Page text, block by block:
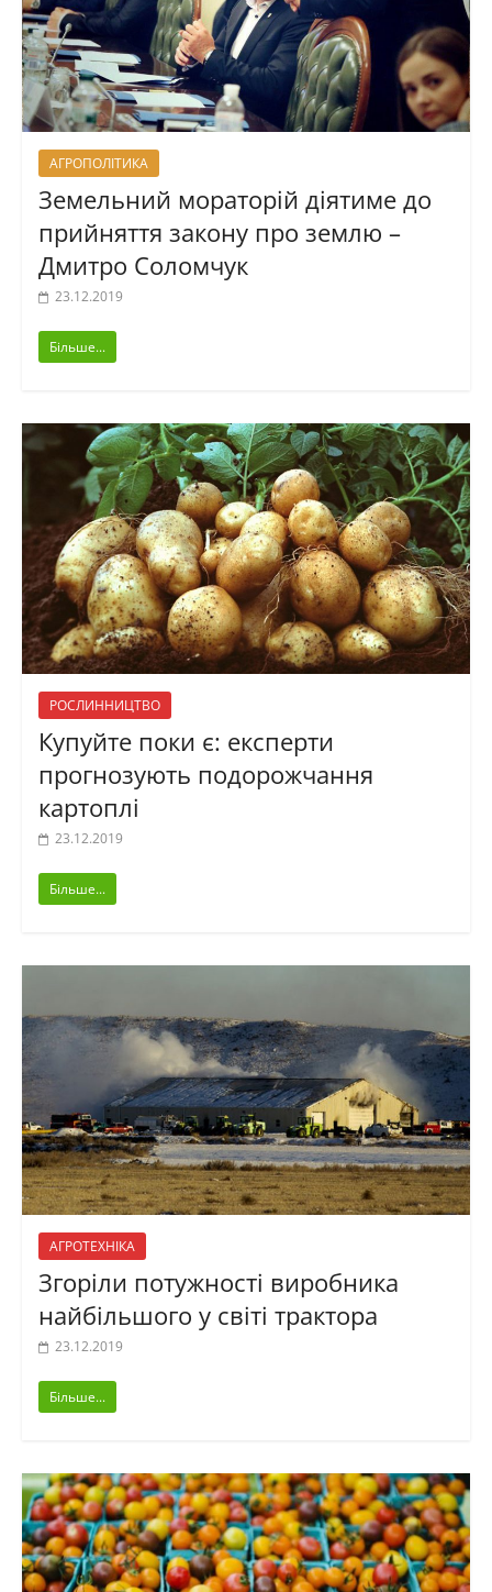
АГРОПОЛІТИКА
Земельний мораторій діятиме до
прийняття закону про землю –
Дмитро Соломчук
23.12.2019
Більше...
РОСЛИННИЦТВО
Купуйте поки є: експерти
прогнозують подорожчання
картоплі
23.12.2019
Більше...
АГРОТЕХНІКА
Згоріли потужності виробника
найбільшого у світі трактора
23.12.2019
Більше...